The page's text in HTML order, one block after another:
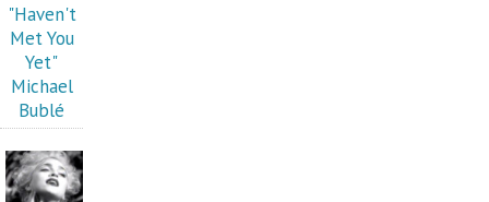
"Haven't
Met You
Yet"
Michael
Bublé